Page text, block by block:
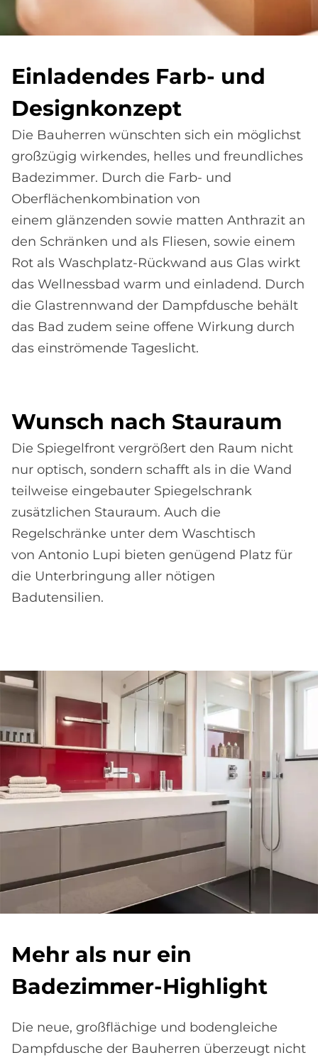
Ein­la­den­des Farb- und
De­sign­kon­ze­pt
Die Bauherren wünschten sich ein möglichst
großzügig wirkendes, helles und freundliches
Badezimmer. Durch die Farb- und
Oberflächenkombination von
einem glänzenden sowie matten Anthrazit an
den Schränken und als Fliesen, sowie einem
Rot als Waschplatz-Rückwand aus Glas wirkt
das Wellnessbad warm und einladend. Durch
die Glastrennwand der Dampfdusche behält
das Bad zudem seine offene Wirkung durch
das einströmende Tageslicht.
Wunsch nach Stau­raum
Die Spiegelfront vergrößert den Raum nicht
nur optisch, sondern schafft als in die Wand
teilweise eingebauter Spiegelschrank
zusätzlichen Stauraum. Auch die
Regelschränke unter dem Waschtisch
von Antonio Lupi bieten genügend Platz für
die Unterbringung aller nötigen
Badutensilien.
Mehr als nur ein
Ba­de­zim­mer-High­lig­ht
Die neue, großflächige und bodengleiche
Dampfdusche der Bauherren überzeugt nicht